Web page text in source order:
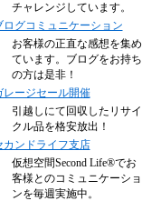
チャレンジしています。
ログコミュニケーション
お客様の正直な感想を集め
ています。ブログをお持ち
の方は是非！
レージセール開催
引越しにて回収したリサイ
クル品を格安放出！
カンドライフ支店
仮想空間Second Life®でお
客様とのコミュニケーショ
ンを毎週実施中。